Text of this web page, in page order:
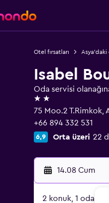
Otel fırsatları
Isabel
Oda servisi
2 yıldız
75 Moo.2 T.Rimkok,
+66 894 332 531
6,9 Orta üzeri 22
14.08 Cum
2 konuk, 1 oda